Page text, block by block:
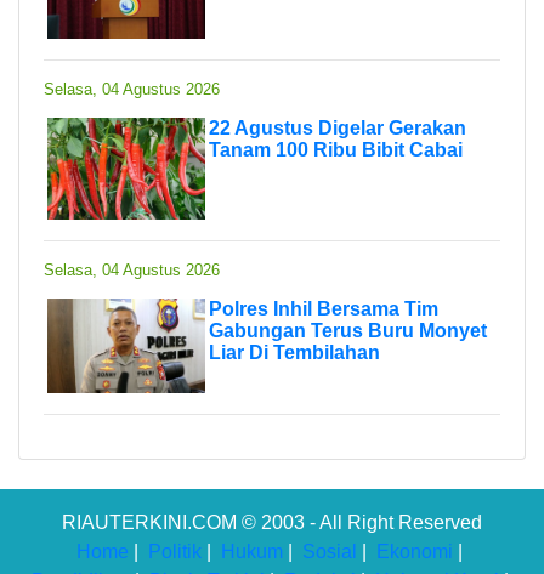
Selasa, 04 Agustus 2026
22 Agustus Digelar Gerakan
Tanam 100 Ribu Bibit Cabai
Selasa, 04 Agustus 2026
Polres Inhil Bersama Tim
Gabungan Terus Buru Monyet
Liar Di Tembilahan
RIAUTERKINI.COM © 2003 - All Right Reserved
Home
Politik Hukum Sosial Ekonomi